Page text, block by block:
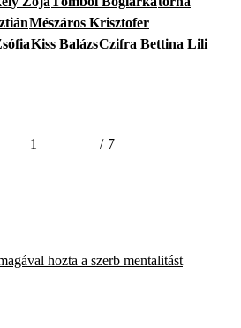
Mészáros Krisztofer
Kiss BalázsCzifra Bettina Lili
1 / 7
hozta a szerb mentalitást